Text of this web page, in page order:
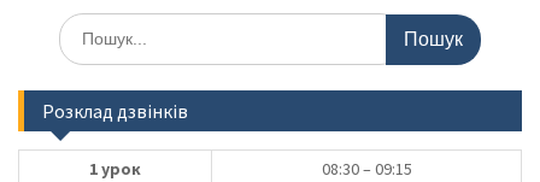
Шукати:
Розклад дзвінків
1 урок
08:30 – 09:15